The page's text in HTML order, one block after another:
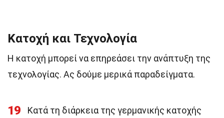
Κατοχή και Τεχνολογία
Η κατοχή μπορεί να επηρεάσει την ανάπτυξη της
τεχνολογίας. Ας δούμε μερικά παραδείγματα.
19
Κατά τη διάρκεια της γερμανικής κατοχής